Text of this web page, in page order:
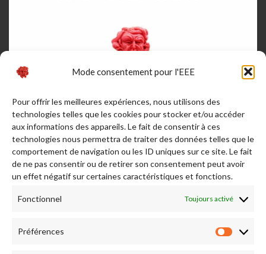
Mode consentement pour l'EEE
Pour offrir les meilleures expériences, nous utilisons des
technologies telles que les cookies pour stocker et/ou accéder
aux informations des appareils. Le fait de consentir à ces
technologies nous permettra de traiter des données telles que le
comportement de navigation ou les ID uniques sur ce site. Le fait
de ne pas consentir ou de retirer son consentement peut avoir
un effet négatif sur certaines caractéristiques et fonctions.
Fonctionnel Toujours activé
Préférences
Afficher plus... Suivez-nous sur Instagram
RENDEZ NOUS VISITE